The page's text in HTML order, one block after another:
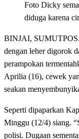
Foto Dicky
diduga karena
BINJAI,
dengan leher digorok
perampokan
Aprilia (16), cewek
seakan
Seperti dipaparkan
Minggu (12/4) siang.
polisi. Dugaan